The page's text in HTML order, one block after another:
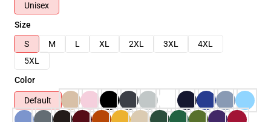
Unisex
Size
S
M L XL 2XL 3XL
4XL
5XL
Color
Default